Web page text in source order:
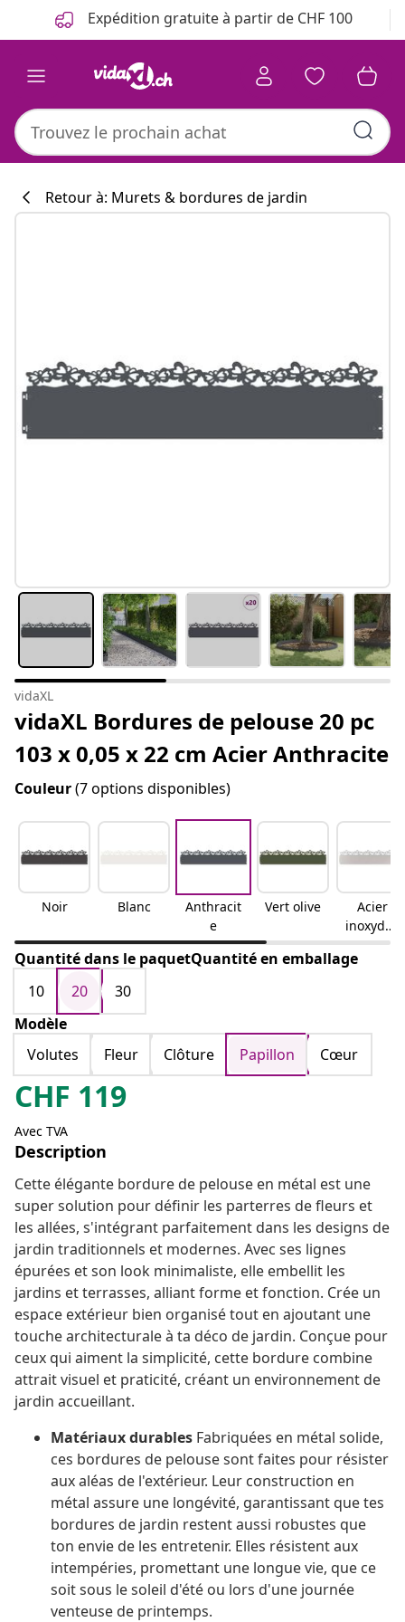
Précédent Expédition gratuite à partir de CHF 100
Retour à: Murets & bordures de jardin
vidaXL
vidaXL Bordures de pelouse 20 pc
103 x 0,05 x 22 cm Acier Anthracite
Couleur(7 options disponibles)
Noir Blanc
Anthracit
e
Vert olive
Acier
inoxydab
le
Quantité dans le paquetQuantité en emballage
10
20
30
Modèle
Volutes
Fleur Clôture Papillon Cœur
CHF 119
Avec TVA
Description
Cette élégante bordure de pelouse en métal est une
super solution pour définir les parterres de fleurs et
les allées, s'intégrant parfaitement dans les designs de
jardin traditionnels et modernes. Avec ses lignes
épurées et son look minimaliste, elle embellit les
jardins et terrasses, alliant forme et fonction. Crée un
espace extérieur bien organisé tout en ajoutant une
touche architecturale à ta déco de jardin. Conçue pour
ceux qui aiment la simplicité, cette bordure combine
attrait visuel et praticité, créant un environnement de
jardin accueillant.
Matériaux durables Fabriquées en métal solide,
ces bordures de pelouse sont faites pour résister
aux aléas de l'extérieur. Leur construction en
métal assure une longévité, garantissant que tes
bordures de jardin restent aussi robustes que
ton envie de les entretenir. Elles résistent aux
intempéries, promettant une longue vie, que ce
soit sous le soleil d'été ou lors d'une journée
venteuse de printemps.